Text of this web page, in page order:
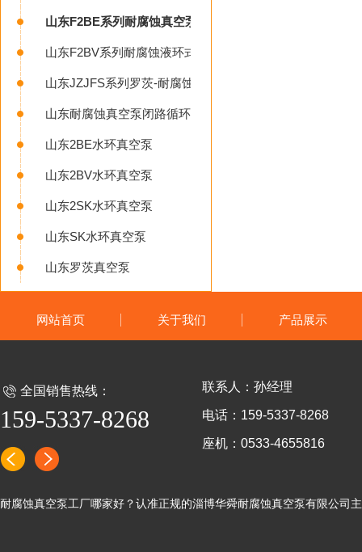
山东F2BE系列耐腐蚀真空泵
山东F2BV系列耐腐蚀液环式真空泵
山东JZJFS系列罗茨-耐腐蚀液环真空机组
山东耐腐蚀真空泵闭路循环系统
山东2BE水环真空泵
山东2BV水环真空泵
山东2SK水环真空泵
山东SK水环真空泵
山东罗茨真空泵
网站首页 关于我们 产品展示
全国销售热线：
159-5337-8268
联系人：孙经理
电话：159-5337-8268
座机：0533-4655816
耐腐蚀真空泵工厂哪家好？认准正规的淄博华舜耐腐蚀真空泵有限公司